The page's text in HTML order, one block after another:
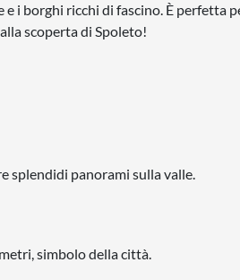
i borghi ricchi di fascino. È perfetta
scoperta di Spoleto!
splendidi panorami sulla valle.
simbolo della città.